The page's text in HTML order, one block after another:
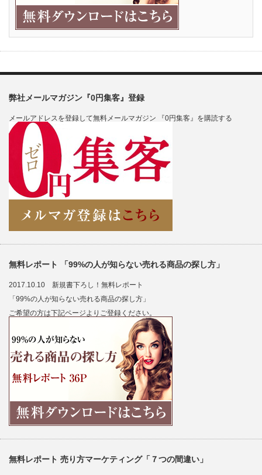
弊社メールマガジン『0円集客』登録
メールアドレスを登録して無料メールマガジン 『0円集客』を購読する
無料レポート 「99%の人が知らない売れる商品の探し方」
2017.10.10 新規書下ろし！無料レポート
「99%の人が知らない売れる商品の探し方」
ご希望の方は下記ページよりご登録ください。
無料レポート 売り方マーケティング「７つの間違い」